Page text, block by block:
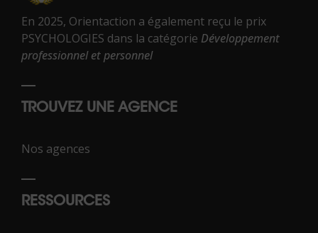
En 2025, Orientaction a également reçu le prix
PSYCHOLOGIES dans la catégorie Développement
professionnel et personnel
TROUVEZ UNE AGENCE
Nos agences
RESSOURCES